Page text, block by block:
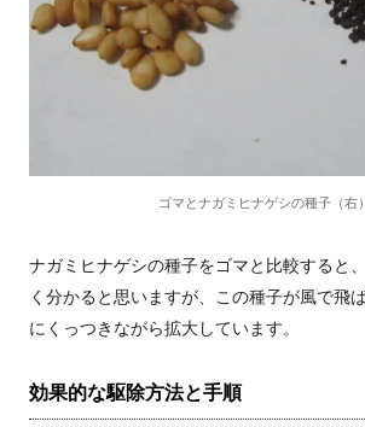
ゴマとナガミヒナゲシの種子（右
ナガミヒナゲシの種子をゴマと比較すると
く分かると思いますが、この種子が風で飛
にくっつきながら拡大しています。
効果的な駆除方法と手順